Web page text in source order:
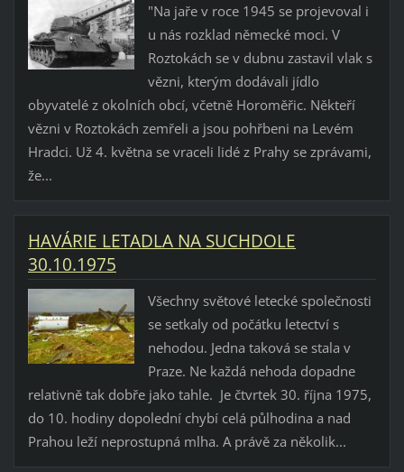
"Na jaře v roce 1945 se projevoval i
u nás rozklad německé moci. V
Roztokách se v dubnu zastavil vlak s
vězni, kterým dodávali jídlo
obyvatelé z okolních obcí, včetně Horoměřic. Někteří
vězni v Roztokách zemřeli a jsou pohřbeni na Levém
Hradci. Už 4. května se vraceli lidé z Prahy se zprávami,
že...
HAVÁRIE LETADLA NA SUCHDOLE
30.10.1975
Všechny světové letecké společnosti
se setkaly od počátku letectví s
nehodou. Jedna taková se stala v
Praze. Ne každá nehoda dopadne
relativně tak dobře jako tahle. Je čtvrtek 30. října 1975,
do 10. hodiny dopolední chybí celá půlhodina a nad
Prahou leží neprostupná mlha. A právě za několik...